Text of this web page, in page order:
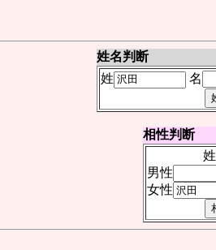
姓名判断
姓
名
相性判断
姓
男性
女性